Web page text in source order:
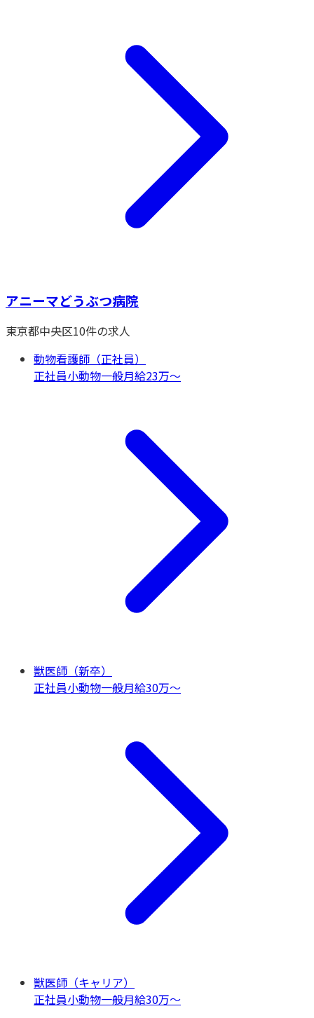
アニーマどうぶつ病院
東京都中央区10件の求人
動物看護師（正社員）
正社員小動物一般月給23万〜
獣医師（新卒）
正社員小動物一般月給30万〜
獣医師（キャリア）
正社員小動物一般月給30万〜